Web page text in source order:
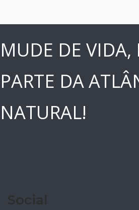
MUDE DE VIDA,
PARTE DA
NATURAL!